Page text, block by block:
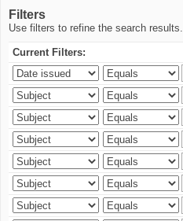
Filters
Use filters to refine the search results.
Current Filters: